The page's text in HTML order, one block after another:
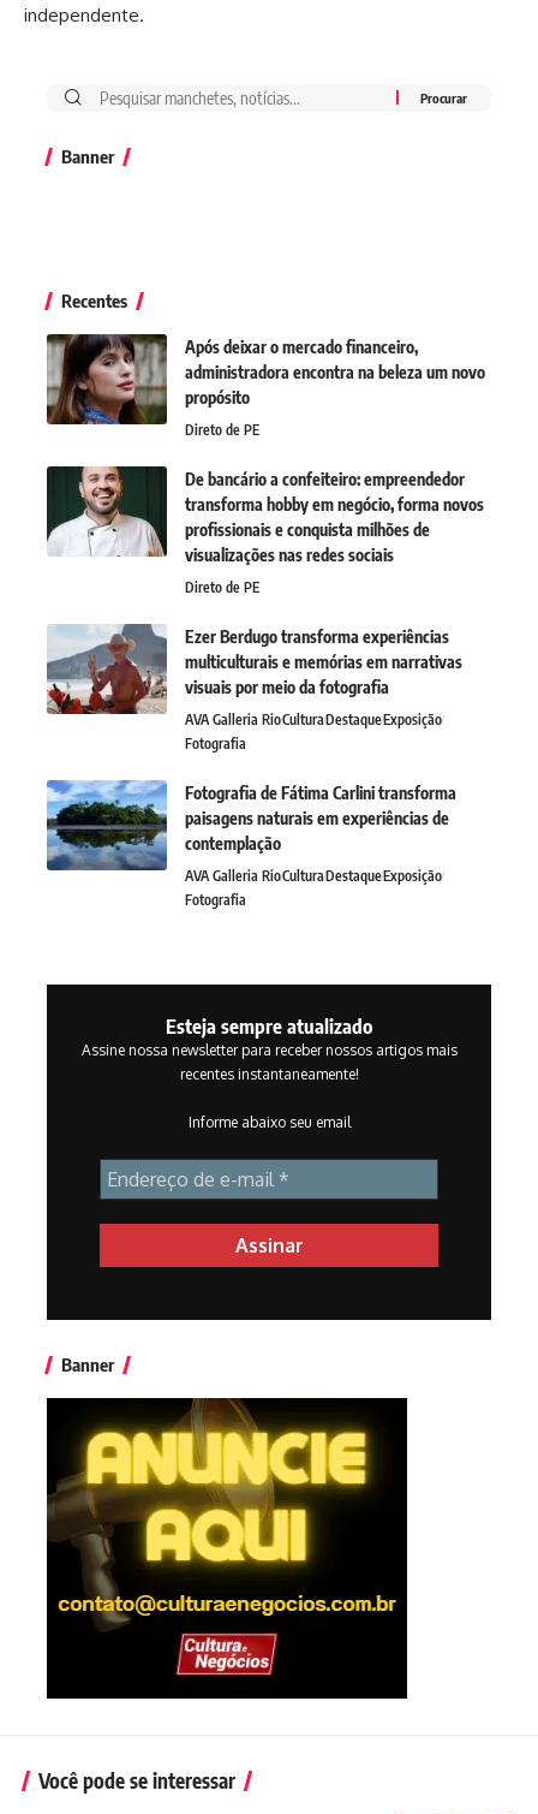
independente.
Banner
Recentes
Após deixar o mercado financeiro,
administradora encontra na beleza um novo
propósito
Direto de PE
De bancário a confeiteiro: empreendedor
transforma hobby em negócio, forma novos
profissionais e conquista milhões de
visualizações nas redes sociais
Direto de PE
Ezer Berdugo transforma experiências
multiculturais e memórias em narrativas
visuais por meio da fotografia
AVA Galleria RioCulturaDestaqueExposição
Fotografia
Fotografia de Fátima Carlini transforma
paisagens naturais em experiências de
contemplação
AVA Galleria RioCulturaDestaqueExposição
Fotografia
Esteja sempre atualizado
Assine nossa newsletter para receber nossos artigos mais
recentes instantaneamente!
Informe abaixo seu email
Banner
Você pode se interessar